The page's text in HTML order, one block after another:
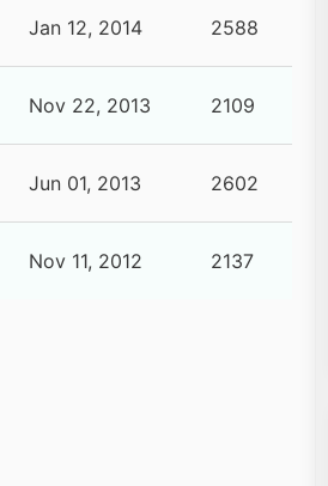
Jan 12, 2014 2588
Nov 22, 2013 2109
Jun 01, 2013 2602
Nov 11, 2012 2137